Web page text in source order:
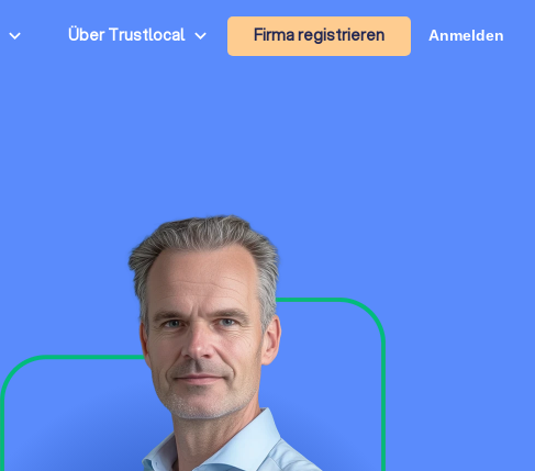
Über Trustlocal Firma registrieren Anmelden